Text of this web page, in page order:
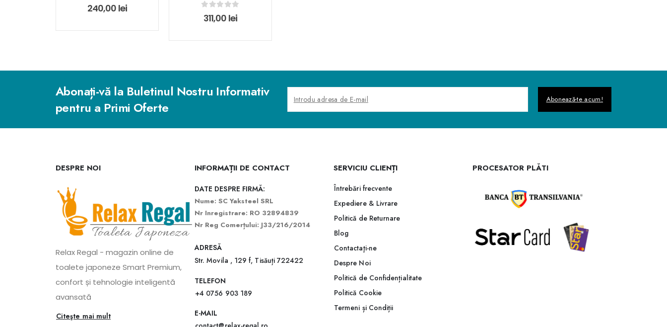
0 out of 5
240,00 lei 0out of 5
311,00 lei
Abonați-vă la Buletinul Nostru Informativ
pentru a Primi Oferte
Abonează-te acum!
DESPRE NOI
Relax Regal - magazin online de
toalete japoneze Smart Premium,
confort și tehnologie inteligentă
avansată
Citeşte mai mult
INFORMAȚII DE CONTACT
DATE DESPRE FIRMĂ:
Nume: SC Yaksteel SRL
Nr Inregistrare: RO 32894839
Nr Reg Comerțului: J33/216/2014
ADRESĂ
Str. Movila , 129 f, Tisăuți 722422
TELEFON
+4 0756 903 189
E-MAIL
SERVICIU CLIENȚI
Întrebări frecvente
Expediere & Livrare
Politică de Returnare
Blog
Contactaţi-ne
Despre Noi
Politică de Confidențialitate
Politică Cookie
Termeni și Condiții
PROCESATOR PLĂTI